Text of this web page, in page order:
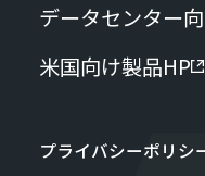
データセンター
米国向け製品HP
プライバシーポリシ